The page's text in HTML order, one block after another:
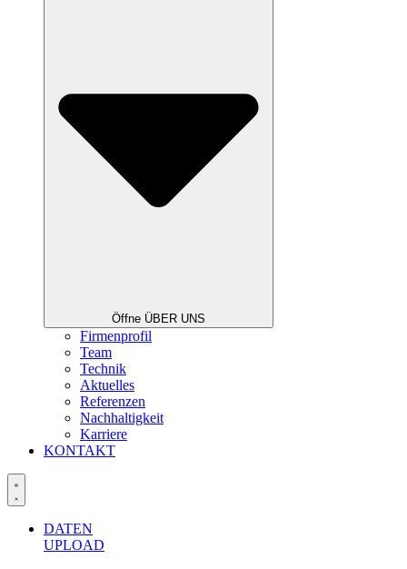
Öffne ÜBER UNS
Firmenprofil
Team
Technik
Aktuelles
Referenzen
Nachhaltigkeit
Karriere
KONTAKT
DATEN
UPLOAD